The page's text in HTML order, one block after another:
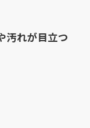
汚れが目立つ